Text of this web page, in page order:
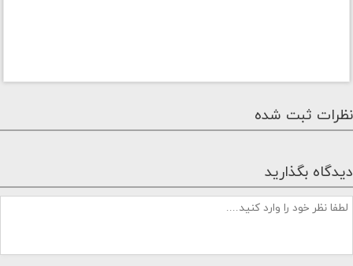
نظرات ثبت شده
دیدگاه بگذارید